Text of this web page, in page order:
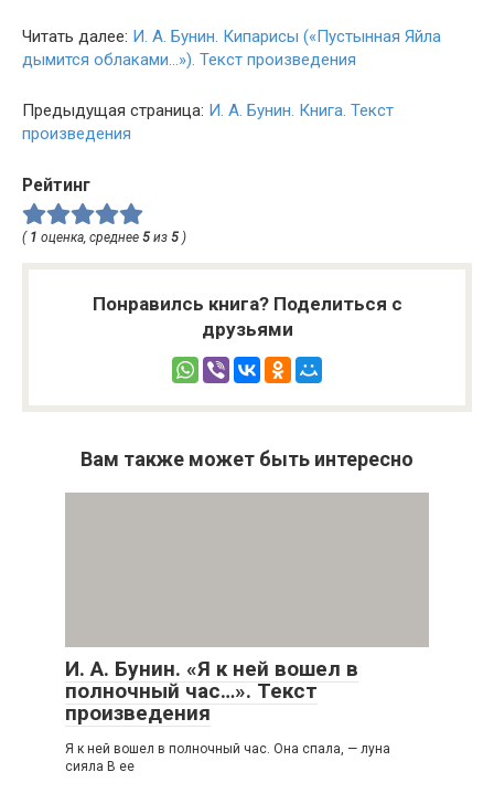
Читать далее: И. А. Бунин. Кипарисы («Пустынная Яйла
дымится облаками…»). Текст произведения
Предыдущая страница: И. А. Бунин. Книга. Текст
произведения
Рейтинг
( 1 оценка, среднее 5 из 5 )
Понравилсь книга? Поделиться с
друзьями
Вам также может быть интересно
И. А. Бунин. «Я к ней вошел в
полночный час…». Текст
произведения
Я к ней вошел в полночный час. Она спала, — луна
сияла В ее